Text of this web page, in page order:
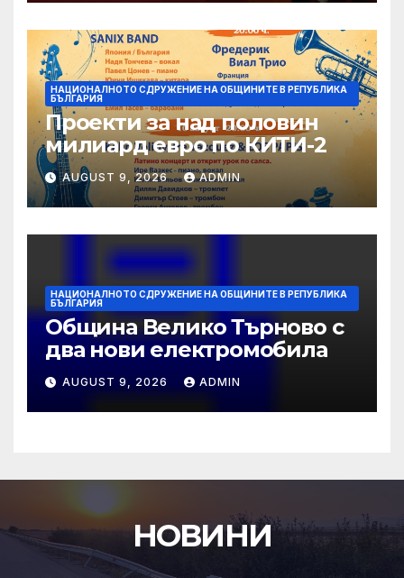
НАЦИОНАЛНОТО СДРУЖЕНИЕ НА ОБЩИНИТЕ В РЕПУБЛИКА
БЪЛГАРИЯ
Проекти за над половин
милиард евро по КИТИ-2
AUGUST 9, 2026 ADMIN
НАЦИОНАЛНОТО СДРУЖЕНИЕ НА ОБЩИНИТЕ В РЕПУБЛИКА
БЪЛГАРИЯ
Община Велико Търново с
два нови електромобила
AUGUST 9, 2026 ADMIN
НОВИНИ